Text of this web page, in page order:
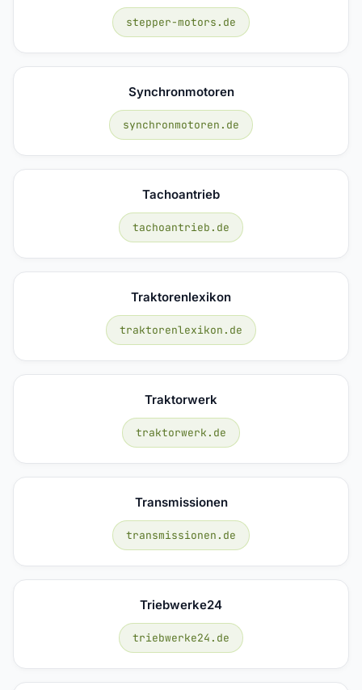
stepper-motors.de
Synchronmotoren
synchronmotoren.de
Tachoantrieb
tachoantrieb.de
Traktorenlexikon
traktorenlexikon.de
Traktorwerk
traktorwerk.de
Transmissionen
transmissionen.de
Triebwerke24
triebwerke24.de